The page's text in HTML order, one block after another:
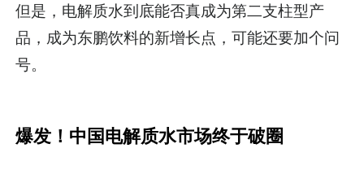
但是，电解质水到底能否真成为第二支柱型产
品，成为东鹏饮料的新增长点，可能还要加个问
号。
爆发！中国电解质水市场终于破圈